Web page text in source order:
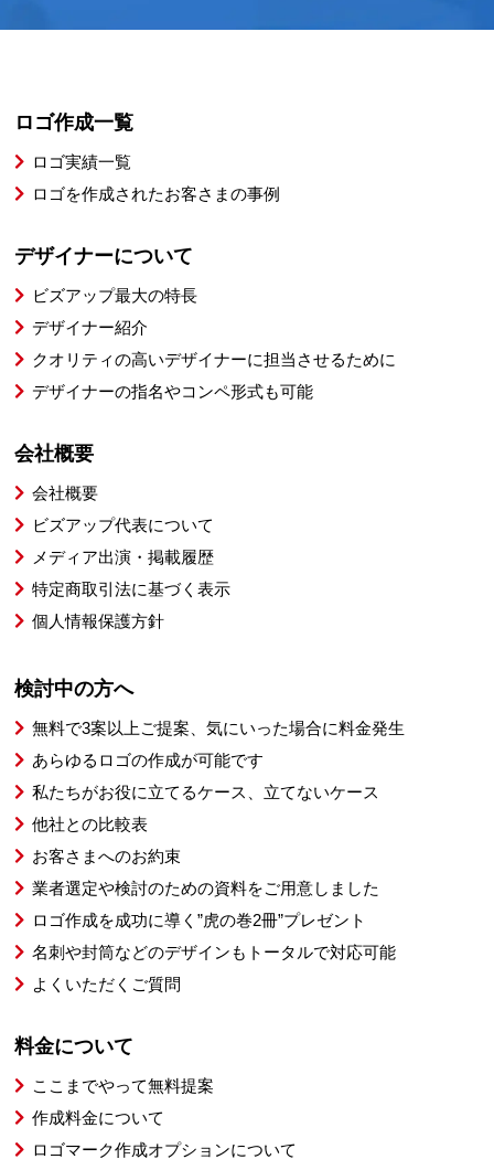
ロゴ作成一覧
ロゴ実績一覧
ロゴを作成されたお客さまの事例
デザイナーについて
ビズアップ最大の特長
デザイナー紹介
クオリティの高いデザイナーに担当させるために
デザイナーの指名やコンペ形式も可能
会社概要
会社概要
ビズアップ代表について
メディア出演・掲載履歴
特定商取引法に基づく表示
個人情報保護方針
検討中の方へ
無料で3案以上ご提案、気にいった場合に料金発生
あらゆるロゴの作成が可能です
私たちがお役に立てるケース、立てないケース
他社との比較表
お客さまへのお約束
業者選定や検討のための資料をご用意しました
ロゴ作成を成功に導く”虎の巻2冊”プレゼント
名刺や封筒などのデザインもトータルで対応可能
よくいただくご質問
料金について
ここまでやって無料提案
作成料金について
ロゴマーク作成オプションについて